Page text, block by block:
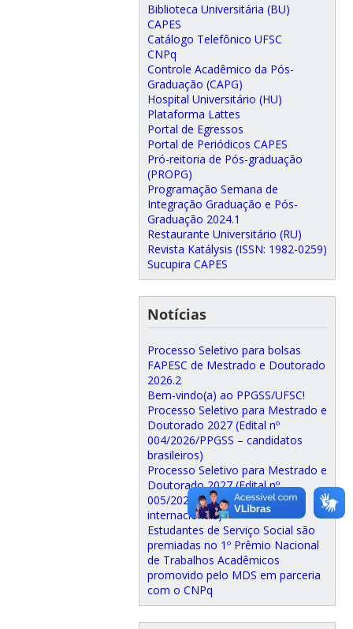
Biblioteca Universitária (BU)
CAPES
Catálogo Telefônico UFSC
CNPq
Controle Acadêmico da Pós-
Graduação (CAPG)
Hospital Universitário (HU)
Plataforma Lattes
Portal de Egressos
Portal de Periódicos CAPES
Pró-reitoria de Pós-graduação
(PROPG)
Programação Semana de
Integração Graduação e Pós-
Graduação 2024.1
Restaurante Universitário (RU)
Revista Katálysis (ISSN: 1982-0259)
Sucupira CAPES
Notícias
Processo Seletivo para bolsas
FAPESC de Mestrado e Doutorado
2026.2
Bem-vindo(a) ao PPGSS/UFSC!
Processo Seletivo para Mestrado e
Doutorado 2027 (Edital nº
004/2026/PPGSS – candidatos
brasileiros)
Processo Seletivo para Mestrado e
Doutorado 2027 (Edital nº
005/2026/PPGSS – candidatos
internacionais)
Estudantes de Serviço Social são
premiadas no 1º Prêmio Nacional
de Trabalhos Acadêmicos
promovido pelo MDS em parceria
com o CNPq